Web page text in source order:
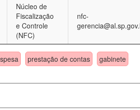
Núcleo de
Fiscalização
e Controle
(NFC)
nfc-
prestação de contas
gabinete